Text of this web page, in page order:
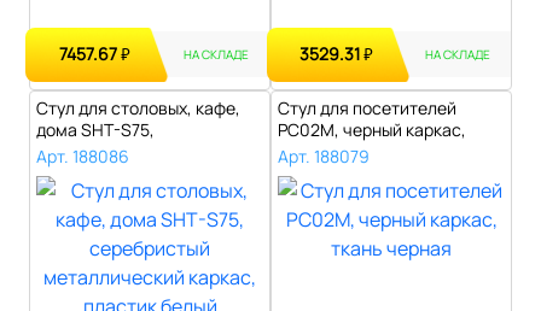
7457.67₽ НА СКЛАДЕ 3529.31₽ НА СКЛАДЕ
Стул для столовых, кафе,
дома SHT-S75,
серебристый мета..
Арт. 188086
Стул для посетителей
РС02М, черный каркас,
ткань черная..
Арт. 188079